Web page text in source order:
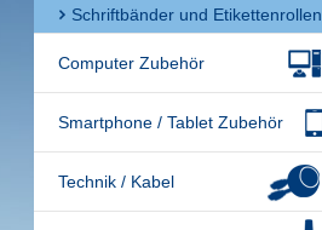
Schriftbänder und Etikettenrollen
Computer Zubehör
Smartphone / Tablet Zubehör
Technik / Kabel